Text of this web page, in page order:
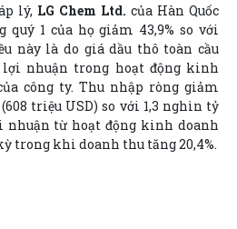
lý, LG Chem Ltd. của Hàn Quốc
1 của họ giảm 43,9% so với
này là do giá dầu thô toàn cầu
nhuận trong hoạt động kinh
công ty. Thu nhập ròng giảm
triệu USD) so với 1,3 nghìn tỷ
nhuận từ hoạt động kinh doanh
trong khi doanh thu tăng 20,4%.